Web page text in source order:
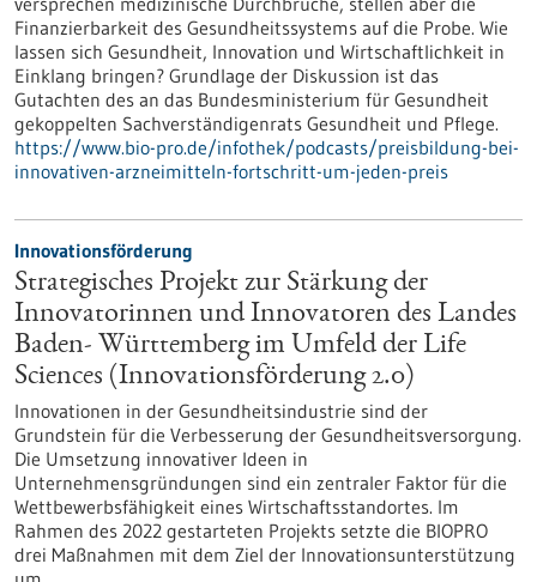
Finanzierbarkeit des Gesundheitssystems auf die Probe. Wie
lassen sich Gesundheit, Innovation und Wirtschaftlichkeit in
Einklang bringen? Grundlage der Diskussion ist das
Gutachten des an das Bundesministerium für Gesundheit
gekoppelten Sachverständigenrats Gesundheit und Pflege.
https://www.bio-pro.de/infothek/podcasts/preisbildung-bei-
innovativen-arzneimitteln-fortschritt-um-jeden-preis
Innovationsförderung
Strategisches Projekt zur Stärkung der
Innovatorinnen und Innovatoren des Landes
Baden- Württemberg im Umfeld der Life
Sciences (Innovationsförderung 2.0)
Innovationen in der Gesundheitsindustrie sind der
Grundstein für die Verbesserung der Gesundheitsversorgung.
Die Umsetzung innovativer Ideen in
Unternehmensgründungen sind ein zentraler Faktor für die
Wettbewerbsfähigkeit eines Wirtschaftsstandortes. Im
Rahmen des 2022 gestarteten Projekts setzte die BIOPRO
drei Maßnahmen mit dem Ziel der Innovationsunterstützung